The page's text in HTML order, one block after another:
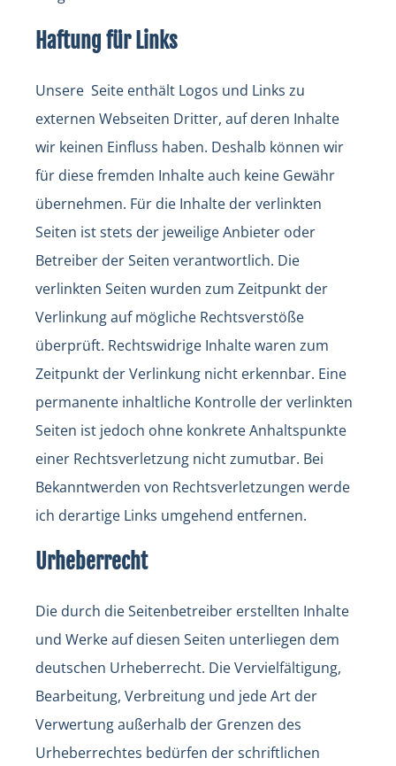
Haftung für Links
Unsere Seite enthält Logos und Links zu
externen Webseiten Dritter, auf deren Inhalte
wir keinen Einfluss haben. Deshalb können wir
für diese fremden Inhalte auch keine Gewähr
übernehmen. Für die Inhalte der verlinkten
Seiten ist stets der jeweilige Anbieter oder
Betreiber der Seiten verantwortlich. Die
verlinkten Seiten wurden zum Zeitpunkt der
Verlinkung auf mögliche Rechtsverstöße
überprüft. Rechtswidrige Inhalte waren zum
Zeitpunkt der Verlinkung nicht erkennbar. Eine
permanente inhaltliche Kontrolle der verlinkten
Seiten ist jedoch ohne konkrete Anhaltspunkte
einer Rechtsverletzung nicht zumutbar. Bei
Bekanntwerden von Rechtsverletzungen werde
ich derartige Links umgehend entfernen.
Urheberrecht
Die durch die Seitenbetreiber erstellten Inhalte
und Werke auf diesen Seiten unterliegen dem
deutschen Urheberrecht. Die Vervielfältigung,
Bearbeitung, Verbreitung und jede Art der
Verwertung außerhalb der Grenzen des
Urheberrechtes bedürfen der schriftlichen